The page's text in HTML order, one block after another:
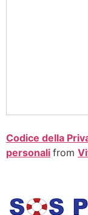
Codice della
personali from